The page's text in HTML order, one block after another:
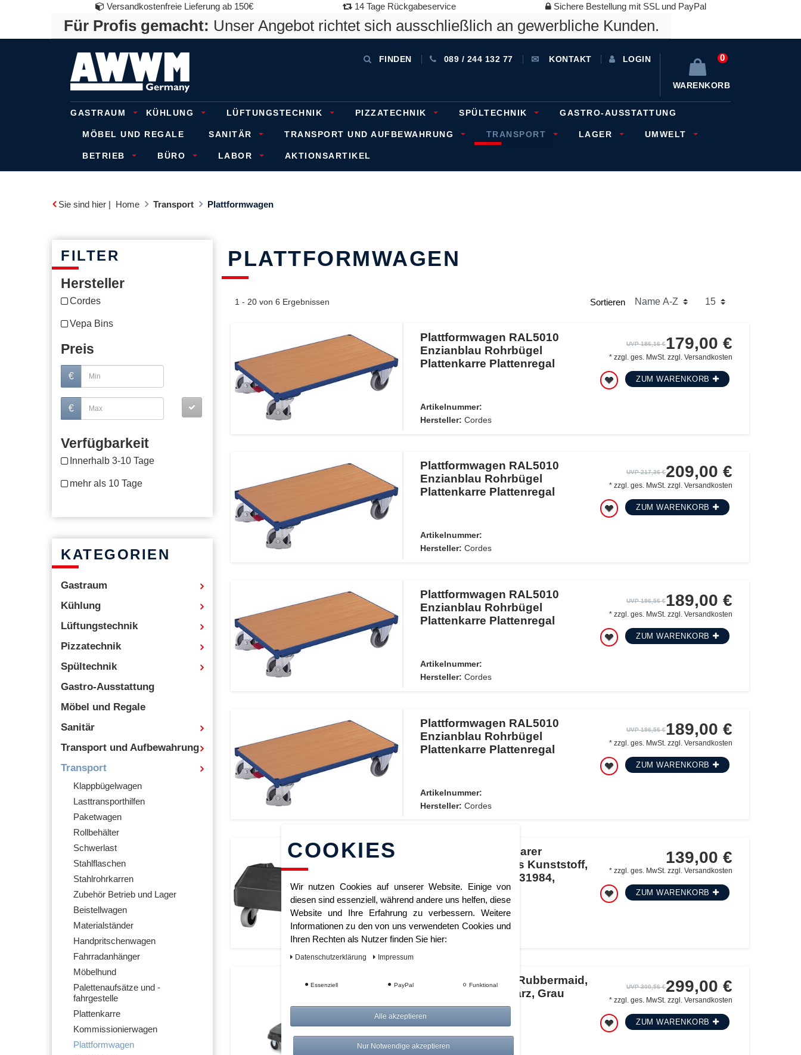
Versandkostenfreie Lieferung ab 150€ 14 Tage Rückgabeservice Sichere Bestellung mit SSL und PayPal
Für Profis gemacht: Unser Angebot richtet sich ausschließlich an gewerbliche Kunden.
FINDEN 089 / 244 132 77 KONTAKT LOGIN 0
WARENKORB
GASTRAUM KÜHLUNG LÜFTUNGSTECHNIK PIZZATECHNIK SPÜLTECHNIK GASTRO-AUSSTATTUNG
MÖBEL UND REGALE SANITÄR TRANSPORT UND AUFBEWAHRUNG TRANSPORT LAGER UMWELT
BETRIEB BÜRO LABOR AKTIONSARTIKEL
Sie sind hier | Home Transport Plattformwagen
FILTER
Hersteller
Cordes
Vepa Bins
Preis
€
€
Verfügbarkeit
Innerhalb 3-10 Tage
mehr als 10 Tage
KATEGORIEN
Gastraum
Kühlung
Lüftungstechnik
Pizzatechnik
Spültechnik
Gastro-Ausstattung
Möbel und Regale
Sanitär
Transport und Aufbewahrung
Transport
Klappbügelwagen
Lasttransporthilfen
Paketwagen
Rollbehälter
Schwerlast
Stahlflaschen
Stahlrohrkarren
Zubehör Betrieb und Lager
Beistellwagen
Materialständer
Handpritschenwagen
Fahrradanhänger
Möbelhund
Palettenaufsätze und -
fahrgestelle
Plattenkarre
Kommissionierwagen
Plattformwagen
PLATTFORMWAGEN
1 - 20 von 6 Ergebnissen Sortieren
Plattformwagen RAL5010
Enzianblau Rohrbügel
Plattenkarre Plattenregal
Artikelnummer:
Hersteller: Cordes
UVP 186,16 €179,00 €
*zzgl. ges. MwSt. zzgl.Versandkosten
ZUM WARENKORB
Plattformwagen RAL5010
Enzianblau Rohrbügel
Plattenkarre Plattenregal
Artikelnummer:
Hersteller: Cordes
UVP 217,36 €209,00 €
*zzgl. ges. MwSt. zzgl.Versandkosten
ZUM WARENKORB
Plattformwagen RAL5010
Enzianblau Rohrbügel
Plattenkarre Plattenregal
Artikelnummer:
Hersteller: Cordes
UVP 196,56 €189,00 €
*zzgl. ges. MwSt. zzgl.Versandkosten
ZUM WARENKORB
Plattformwagen RAL5010
Enzianblau Rohrbügel
Plattenkarre Plattenregal
Artikelnummer:
Hersteller: Cordes
UVP 196,56 €189,00 €
*zzgl. ges. MwSt. zzgl.Versandkosten
ZUM WARENKORB
Slim Jim erweiterbarer
Transportroller aus Kunststoff,
Rubbermaid, VB 231984,
Schwarz
Artikelnummer:
Hersteller:
139,00 €
*zzgl. ges. MwSt. zzgl.Versandkosten
ZUM WARENKORB
Triple Rollwagen, Rubbermaid,
VB 004401, Schwarz, Grau
Artikelnummer:
UVP 300,56 €299,00 €
*zzgl. ges. MwSt. zzgl.Versandkosten
ZUM WARENKORB
COOKIES
Wir nutzen Cookies auf unserer Website. Einige von
diesen sind essenziell, während andere uns helfen, diese
Website und Ihre Erfahrung zu verbessern. Weitere
Informationen zu den von uns verwendeten Cookies und
Ihren Rechten als Nutzer finden Sie hier:
Daten­schutz­erklärung Impressum
Essenziell PayPal Funktional
Alle akzeptieren
Nur Notwendige akzeptieren